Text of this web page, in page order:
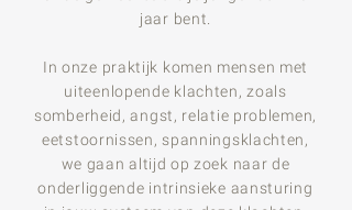
jaar bent.
In onze praktijk komen mensen met
uiteenlopende klachten, zoals
somberheid, angst, relatie problemen,
eetstoornissen, spanningsklachten,
we gaan altijd op zoek naar de
onderliggende intrinsieke aansturing